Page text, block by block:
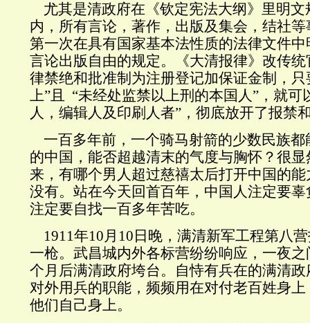
尤其是清政府在《钦定宪法大纲》里明文
内，所有言论，著作，出版及集会，结社
第一次在具有国家基本法性质的法律文件
言论出版自由的规定。《大清报律》改传
律禁绝和批准制为注册登记加保证金制，
上”且 “未经处监禁以上刑的本国人”，就可
人，编辑人及印刷人者”，彻底放开了报禁
一百多年前，一个骑马射箭的少数民族都
的中国，能否超越清末的气度与胸怀？很
来，有哪个男人超过慈禧太后打开中国的
没有。站在今天回首百年，中国人注定要
注定要自找一百多年苦吃。
1911年10月10日晚，满清新军工程第八
一枪。武昌城内外各标营纷纷响应，一夜
个月后满清政府垮台。自恃有兵在的满清
对外用兵的职能，频频用在对付老百姓身
他们自己身上。